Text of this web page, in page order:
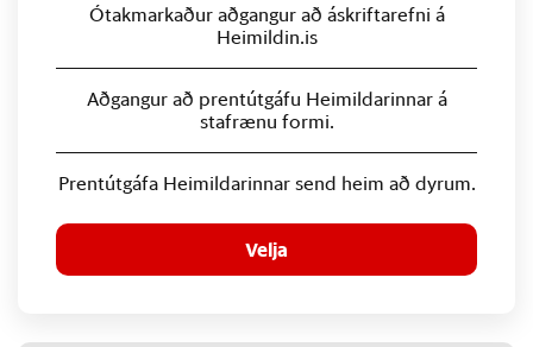
Ótakmarkaður aðgangur að áskriftarefni á
Heimildin.is
Aðgangur að prentútgáfu Heimildarinnar á
stafrænu formi.
Prentútgáfa Heimildarinnar send heim að dyrum.
Velja